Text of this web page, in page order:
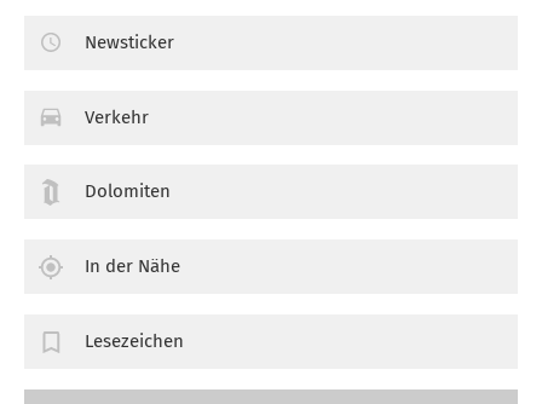
Newsticker
Verkehr
Dolomiten
In der Nähe
Lesezeichen